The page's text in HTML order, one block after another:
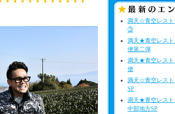
満天☆青空レス
③
満天★青空レス
便第二弾
満天★青空レス
便
満天☆青空レス
SP
満天★青空レス
中部地方SP